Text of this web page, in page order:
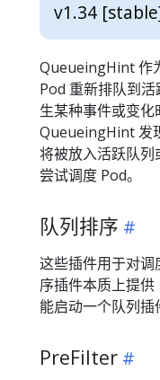
v1.34
QueueingHint 作
Pod 重新排队到
生某种事件或变
QueueingHint 发
将被放入活跃队
尝试调度 Pod。
队列排序
这些插件用于对
序插件本质上提供
能启动一个队列插
PreFilter